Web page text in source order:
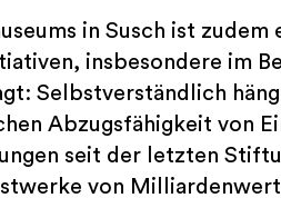
in Susch ist
insbesondere im
Selbstverständlich
Abzugsfähigkeit von
seit der letzten
von